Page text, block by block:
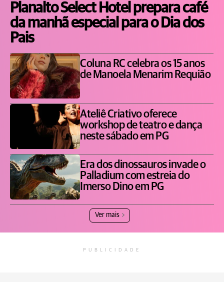
Planalto Select Hotel prepara café
da manhã especial para o Dia dos
Pais
Coluna RC celebra os 15 anos
de Manoela Menarim Requião
Ateliê Criativo oferece
workshop de teatro e dança
neste sábado em PG
Era dos dinossauros invade o
Palladium com estreia do
Imerso Dino em PG
Ver mais
PUBLICIDADE